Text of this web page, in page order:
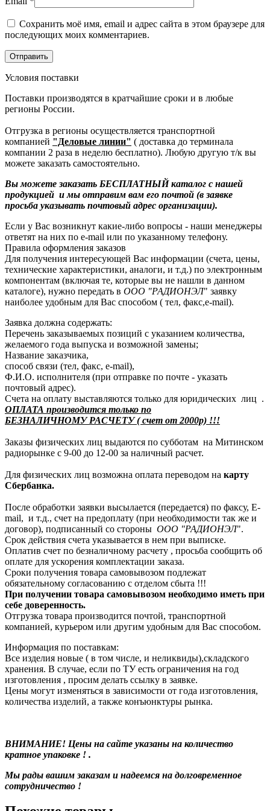
Сохранить моё имя, email и адрес сайта в этом браузере для
последующих моих комментариев.
Условия поставки
Поставки производятся в кратчайшие сроки и в любые
регионы России.
Отгрузка в регионы осуществляется транспортной
компанией "Деловые линии" ( доставка до терминала
компании 2 раза в неделю бесплатно). Любую другую т/к вы
можете заказать самостоятельно.
Вы можете заказать БЕСПЛАТНЫЙ каталог с нашей
продукцией и мы отправим вам его почтой (в заявке
просьба указывать почтовый адрес организации).
Если у Вас возникнут какие-либо вопросы - наши менеджеры
ответят на них по e-mail или по указанному телефону.
Правила оформления заказов
Для получения интересующей Вас информации (счета, цены,
технические характеристики, аналоги, и т.д.) по электронным
компонентам (включая те, которые вы не нашли в данном
каталоге), нужно передать в ООО "РАДИОНЭЛ" заявку
наиболее удобным для Вас способом ( тел, факс,e-mail).
Заявка должна содержать:
Перечень заказываемых позиций с указанием количества,
желаемого года выпуска и возможной замены;
Название заказчика,
способ связи (тел, факс, e-mail),
Ф.И.О. исполнителя (при отправке по почте - указать
почтовый адрес).
Счета на оплату выставляются только для юридических лиц .
ОПЛАТА производится только по
БЕЗНАЛИЧНОМУ РАСЧЕТУ ( счет от 2000р) !!!
Заказы физических лиц выдаются по субботам на Митинском
радиорынке с 9-00 до 12-00 за наличный расчет.
Для физических лиц возможна оплата переводом на карту
Сбербанка.
После обработки заявки высылается (передается) по факсу, E-
mail, и т.д., счет на предоплату (при необходимости так же и
договор), подписанный со стороны ООО "РАДИОНЭЛ".
Срок действия счета указывается в нем при выписке.
Оплатив счет по безналичному расчету , просьба сообщить об
оплате для ускорения комплектации заказа.
Сроки получения товара самовывозом подлежат
обязательному согласованию с отделом сбыта !!!
При получении товара самовывозом необходимо иметь при
себе доверенность.
Отгрузка товара производится почтой, транспортной
компанией, курьером или другим удобным для Вас способом.
Информация по поставкам:
Все изделия новые ( в том числе, и неликвиды),складского
хранения. В случае, если по ТУ есть ограничения на год
изготовления , просим делать ссылку в заявке.
Цены могут изменяться в зависимости от года изготовления,
количества изделий, а также конъюнктуры рынка.
ВНИМАНИЕ! Цены на сайте указаны на количество
кратное упаковке ! .
Мы рады вашим заказам и надеемся на долговременное
сотрудничество !